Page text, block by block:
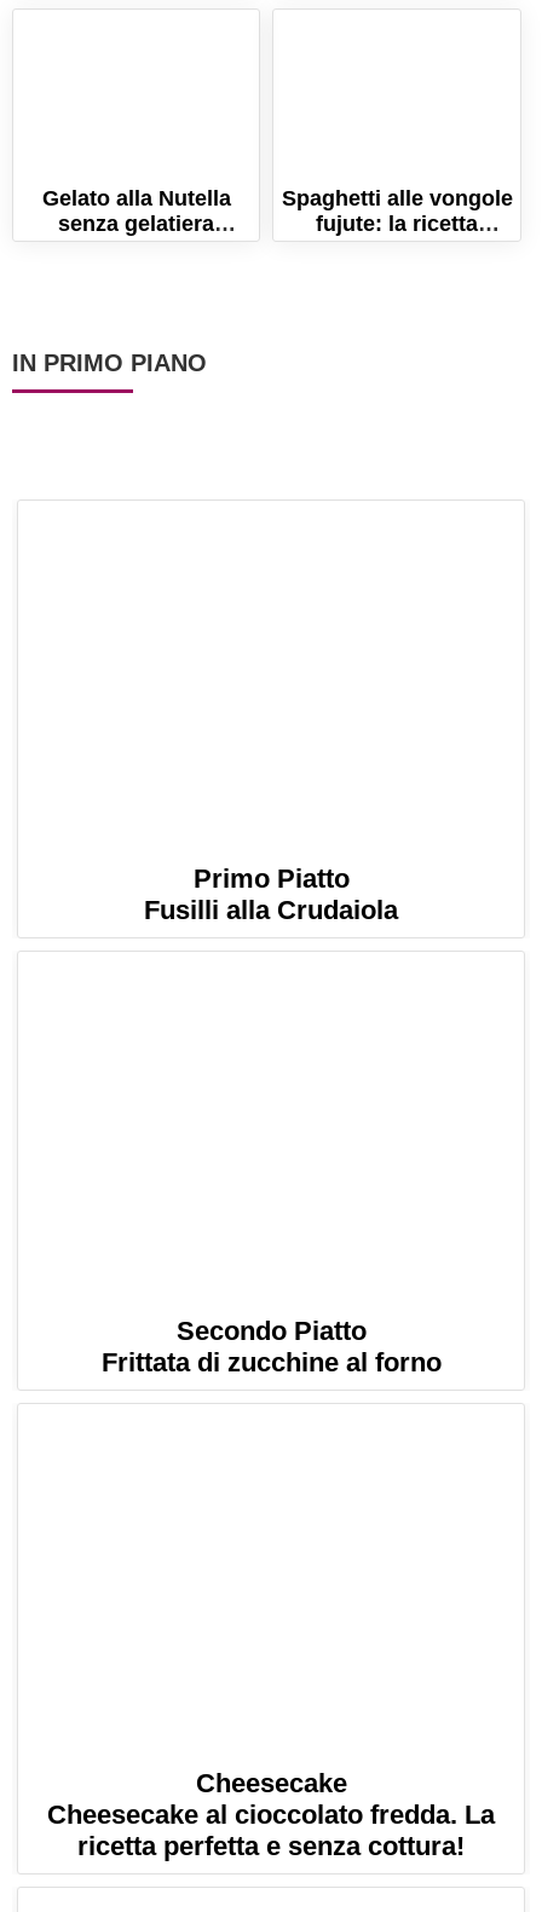
Gelato alla Nutella
senza gelatiera
(Pronto in 5 minuti!)
Spaghetti alle vongole
fujute: la ricetta
napoletana di
IN PRIMO PIANO
Primo Piatto
Fusilli alla Crudaiola
Secondo Piatto
Frittata di zucchine al forno
Cheesecake
Cheesecake al cioccolato fredda. La
ricetta perfetta e senza cottura!